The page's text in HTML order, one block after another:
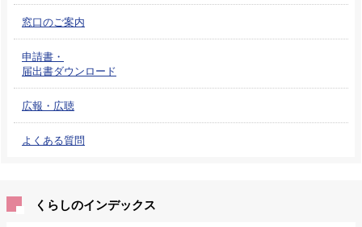
窓口のご案内
申請書・
届出書ダウンロード
広報・広聴
よくある質問
くらしのインデックス